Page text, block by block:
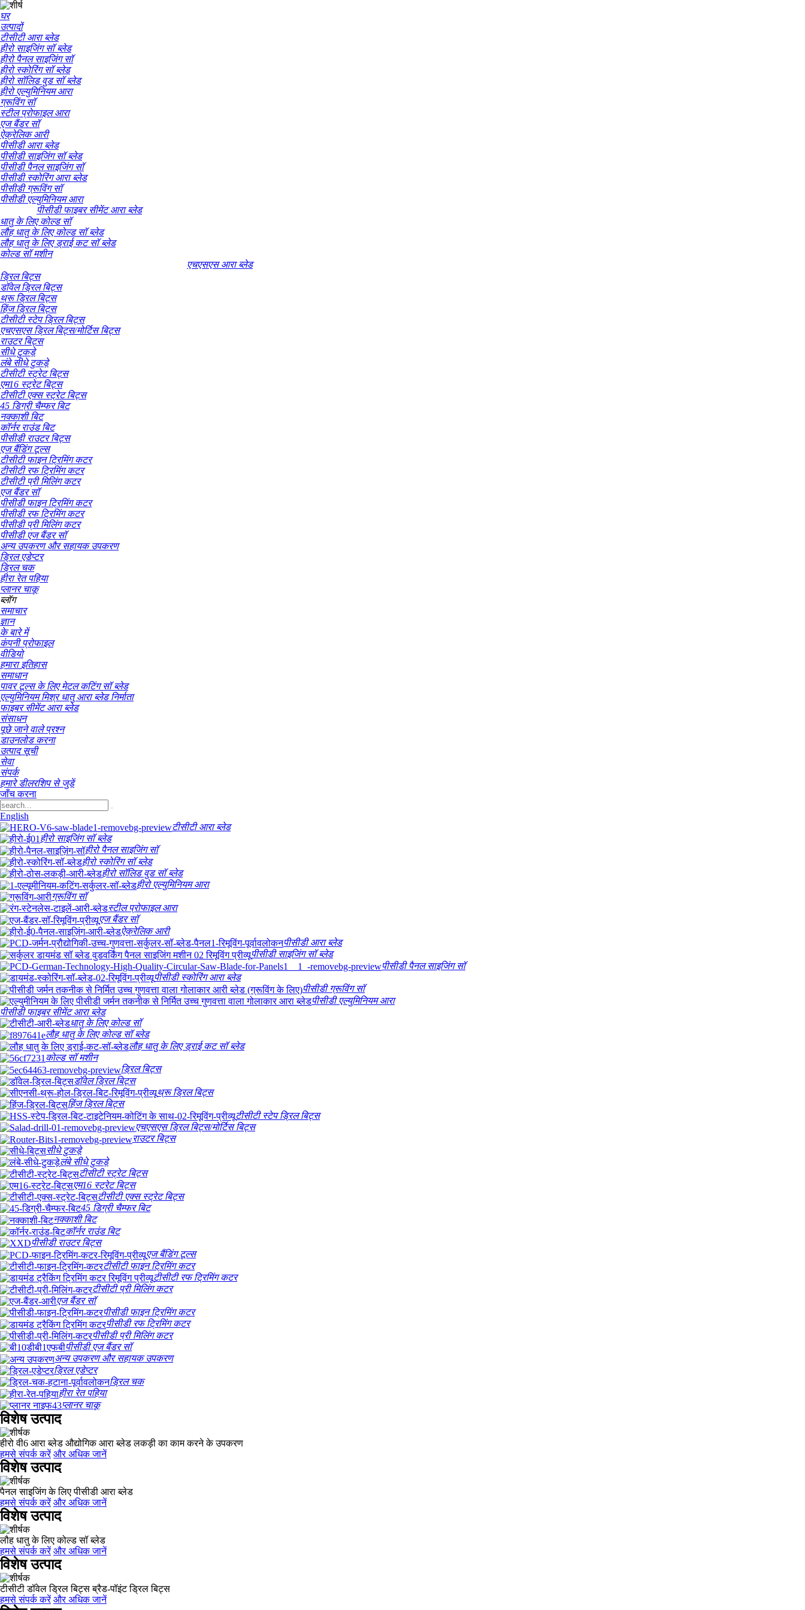
घर
उत्पादों
टीसीटी आरा ब्लेड
हीरो साइजिंग सॉ ब्लेड
हीरो पैनल साइजिंग सॉ
हीरो स्कोरिंग सॉ ब्लेड
हीरो सॉलिड वुड सॉ ब्लेड
हीरो एल्युमिनियम आरा
ग्रूविंग सॉ
स्टील प्रोफाइल आरा
एज बैंडर सॉ
ऐक्रेलिक आरी
पीसीडी आरा ब्लेड
पीसीडी साइजिंग सॉ ब्लेड
पीसीडी पैनल साइजिंग सॉ
पीसीडी स्कोरिंग आरा ब्लेड
पीसीडी ग्रूविंग सॉ
पीसीडी एल्युमिनियम आरा
पीसीडी फाइबर सीमेंट आरा ब्लेड
धातु के लिए कोल्ड सॉ
लौह धातु के लिए कोल्ड सॉ ब्लेड
लौह धातु के लिए ड्राई कट सॉ ब्लेड
कोल्ड सॉ मशीन
एचएसएस आरा ब्लेड
ड्रिल बिट्स
डॉवेल ड्रिल बिट्स
थ्रू ड्रिल बिट्स
हिंज ड्रिल बिट्स
टीसीटी स्टेप ड्रिल बिट्स
एचएसएस ड्रिल बिट्स/मोर्टिस बिट्स
राउटर बिट्स
सीधे टुकड़े
लंबे सीधे टुकड़े
टीसीटी स्ट्रेट बिट्स
एम16 स्ट्रेट बिट्स
टीसीटी एक्स स्ट्रेट बिट्स
45 डिग्री चैम्फर बिट
नक्काशी बिट
कॉर्नर राउंड बिट
पीसीडी राउटर बिट्स
एज बैंडिंग टूल्स
टीसीटी फाइन ट्रिमिंग कटर
टीसीटी रफ ट्रिमिंग कटर
टीसीटी प्री मिलिंग कटर
एज बैंडर सॉ
पीसीडी फाइन ट्रिमिंग कटर
पीसीडी रफ ट्रिमिंग कटर
पीसीडी प्री मिलिंग कटर
पीसीडी एज बैंडर सॉ
अन्य उपकरण और सहायक उपकरण
ड्रिल एडेप्टर
ड्रिल चक
हीरा रेत पहिया
प्लानर चाकू
ब्लॉग
समाचार
ज्ञान
के बारे में
कंपनी प्रोफाइल
वीडियो
हमारा इतिहास
समाधान
पावर टूल्स के लिए मेटल कटिंग सॉ ब्लेड
एल्युमिनियम मिश्र धातु आरा ब्लेड निर्माता
फाइबर सीमेंट आरा ब्लेड
संसाधन
पूछे जाने वाले प्रश्न
डाउनलोड करना
उत्पाद सूची
सेवा
संपर्क
हमारे डीलरशिप से जुड़ें
जाँच करना
English
टीसीटी आरा ब्लेड
हीरो साइजिंग सॉ ब्लेड
हीरो पैनल साइजिंग सॉ
हीरो स्कोरिंग सॉ ब्लेड
हीरो सॉलिड वुड सॉ ब्लेड
हीरो एल्युमिनियम आरा
ग्रूविंग सॉ
स्टील प्रोफाइल आरा
एज बैंडर सॉ
ऐक्रेलिक आरी
पीसीडी आरा ब्लेड
पीसीडी साइजिंग सॉ ब्लेड
पीसीडी पैनल साइजिंग सॉ
पीसीडी स्कोरिंग आरा ब्लेड
पीसीडी ग्रूविंग सॉ
पीसीडी एल्युमिनियम आरा
पीसीडी फाइबर सीमेंट आरा ब्लेड
धातु के लिए कोल्ड सॉ
लौह धातु के लिए कोल्ड सॉ ब्लेड
लौह धातु के लिए ड्राई कट सॉ ब्लेड
कोल्ड सॉ मशीन
ड्रिल बिट्स
डॉवेल ड्रिल बिट्स
थ्रू ड्रिल बिट्स
हिंज ड्रिल बिट्स
टीसीटी स्टेप ड्रिल बिट्स
एचएसएस ड्रिल बिट्स/मोर्टिस बिट्स
राउटर बिट्स
सीधे टुकड़े
लंबे सीधे टुकड़े
टीसीटी स्ट्रेट बिट्स
एम16 स्ट्रेट बिट्स
टीसीटी एक्स स्ट्रेट बिट्स
45 डिग्री चैम्फर बिट
नक्काशी बिट
कॉर्नर राउंड बिट
पीसीडी राउटर बिट्स
एज बैंडिंग टूल्स
टीसीटी फाइन ट्रिमिंग कटर
टीसीटी रफ ट्रिमिंग कटर
टीसीटी प्री मिलिंग कटर
एज बैंडर सॉ
पीसीडी फाइन ट्रिमिंग कटर
पीसीडी रफ ट्रिमिंग कटर
पीसीडी प्री मिलिंग कटर
पीसीडी एज बैंडर सॉ
अन्य उपकरण और सहायक उपकरण
ड्रिल एडेप्टर
ड्रिल चक
हीरा रेत पहिया
प्लानर चाकू
विशेष उत्पाद
हीरो वी6 आरा ब्लेड औद्योगिक आरा ब्लेड लकड़ी का काम करने के उपकरण
हमसे संपर्क करें और अधिक जानें
विशेष उत्पाद
पैनल साइजिंग के लिए पीसीडी आरा ब्लेड
हमसे संपर्क करें और अधिक जानें
विशेष उत्पाद
लौह धातु के लिए कोल्ड सॉ ब्लेड
हमसे संपर्क करें और अधिक जानें
विशेष उत्पाद
टीसीटी डॉवेल ड्रिल बिट्स ब्रैड-पॉइंट ड्रिल बिट्स
हमसे संपर्क करें और अधिक जानें